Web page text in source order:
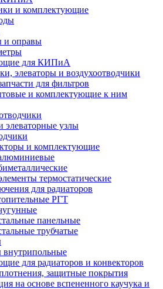
и комплектующие
и оправы
для КИПиА
элеваторы и воздухоотводчики
для фильтров
и комплектующие к ним
элеваторные узлы
и комплектующие
термостатические
для радиаторов
РГТ
панельные
трубчатые
внутрипольные
для радиаторов и конвекторов
защитные покрытия
на основе вспененного каучука и